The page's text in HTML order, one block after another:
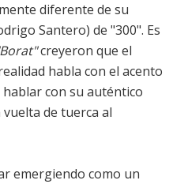
diferente de su
Santero) de "300". Es
creyeron que el
habla con el acento
con su auténtico
de tuerca al
emergiendo como un